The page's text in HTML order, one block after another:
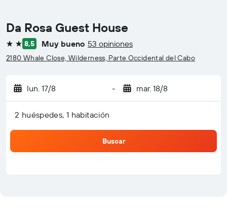
Da Rosa Guest House
2 estrellas
8,5 Muy bueno 53 opiniones
2180 Whale Close, Wilderness, Parte Occidental del Cabo
lun. 17/8 - mar. 18/8
2 huéspedes, 1 habitación
Buscar